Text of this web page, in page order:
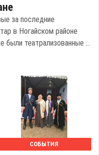
за последние
в Ногайском районе
были театрализованные ...
СОБЫТИЯ